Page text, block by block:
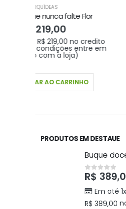
PRODUTOS EM DESTAUE
Buque
0out of 5
R$
Em até
R$ 389,00